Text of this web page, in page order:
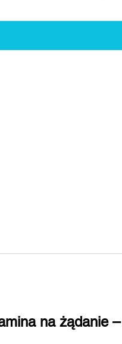
na żądanie –